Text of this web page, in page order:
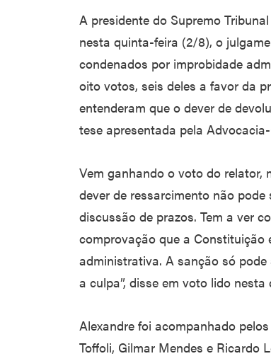
A presidente do Supremo
nesta quinta-feira (2/8), o
condenados por improbidade
oito votos, seis deles a favor da
entenderam que o dever de
tese apresentada pela
Vem ganhando o voto do relator,
dever de ressarcimento não
discussão de prazos. Tem a ver
comprovação que a Constituição
administrativa. A sanção só
a culpa”, disse em voto lido nesta
Alexandre foi acompanhado
Toffoli, Gilmar Mendes e Ricardo